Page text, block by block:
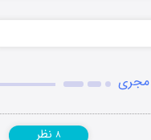
مجری
۸ نظر